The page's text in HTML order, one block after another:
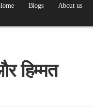
Blogs About us
हिम्मत